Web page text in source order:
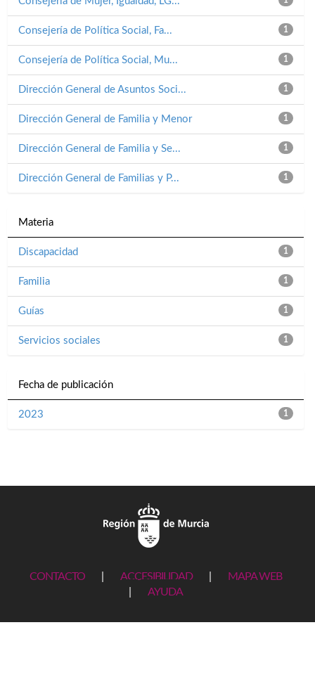
1
Consejería de Política Social, Fa...
1
Consejería de Política Social, Mu...
1
Dirección General de Asuntos Soci...
1
Dirección General de Familia y Menor
1
Dirección General de Familia y Se...
1
Dirección General de Familias y P...
Materia
1
Discapacidad
1
Familia
1
Guías
1
Servicios sociales
Fecha de publicación
1
2023
CONTACTO ACCESIBILIDAD
MAPA WEB
AYUDA